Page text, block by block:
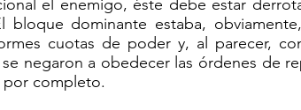
el enemigo, éste debe estar
bloque dominante estaba,
cuotas de poder y, al parecer,
negaron a obedecer las órdenes de
completo.